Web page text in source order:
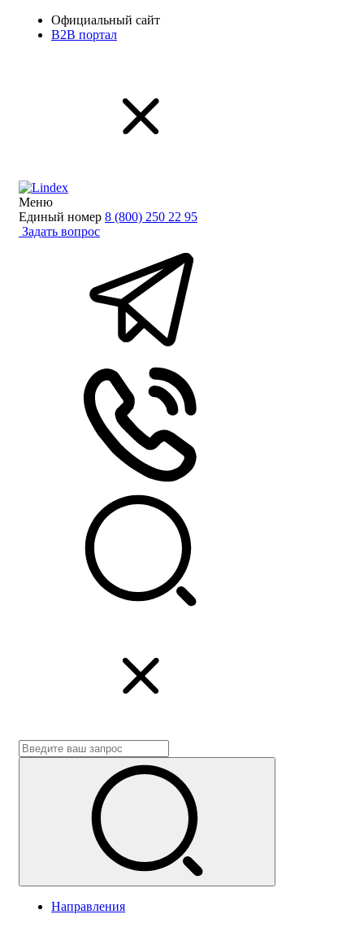
Официальный сайт
B2B портал
Меню
Единый номер 8 (800) 250 22 95
Задать вопрос
Направления